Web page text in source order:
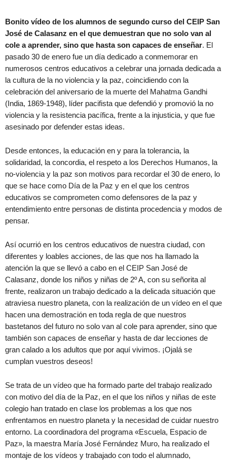
Bonito vídeo de los alumnos de segundo curso del CEIP San
José de Calasanz en el que demuestran que no solo van al
cole a aprender, sino que hasta son capaces de enseñar. El
pasado 30 de enero fue un día dedicado a conmemorar en
numerosos centros educativos a celebrar una jornada dedicada a
la cultura de la no violencia y la paz, coincidiendo con la
celebración del aniversario de la muerte del Mahatma Gandhi
(India, 1869-1948), líder pacifista que defendió y promovió la no
violencia y la resistencia pacífica, frente a la injusticia, y que fue
asesinado por defender estas ideas.
Desde entonces, la educación en y para la tolerancia, la
solidaridad, la concordia, el respeto a los Derechos Humanos, la
no-violencia y la paz son motivos para recordar el 30 de enero, lo
que se hace como Día de la Paz y en el que los centros
educativos se comprometen como defensores de la paz y
entendimiento entre personas de distinta procedencia y modos de
pensar.
Así ocurrió en los centros educativos de nuestra ciudad, con
diferentes y loables acciones, de las que nos ha llamado la
atención la que se llevó a cabo en el CEIP San José de
Calasanz, donde los niños y niñas de 2º A, con su señorita al
frente, realizaron un trabajo dedicado a la delicada situación que
atraviesa nuestro planeta, con la realización de un vídeo en el que
hacen una demostración en toda regla de que nuestros
bastetanos del futuro no solo van al cole para aprender, sino que
también son capaces de enseñar y hasta de dar lecciones de
gran calado a los adultos que por aquí vivimos. ¡Ojalá se
cumplan vuestros deseos!
Se trata de un vídeo que ha formado parte del trabajo realizado
con motivo del día de la Paz, en el que los niños y niñas de este
colegio han tratado en clase los problemas a los que nos
enfrentamos en nuestro planeta y la necesidad de cuidar nuestro
entorno. La coordinadora del programa «Escuela, Espacio de
Paz», la maestra María José Fernández Muro, ha realizado el
montaje de los vídeos y trabajado con todo el alumnado,